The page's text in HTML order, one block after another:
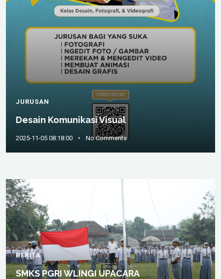
JURUSAN
Desain Komunikasi Visual
2025-11-05 08:18:00 • No Comments
BERITA
SMKS PGRI WLINGI UPACARA